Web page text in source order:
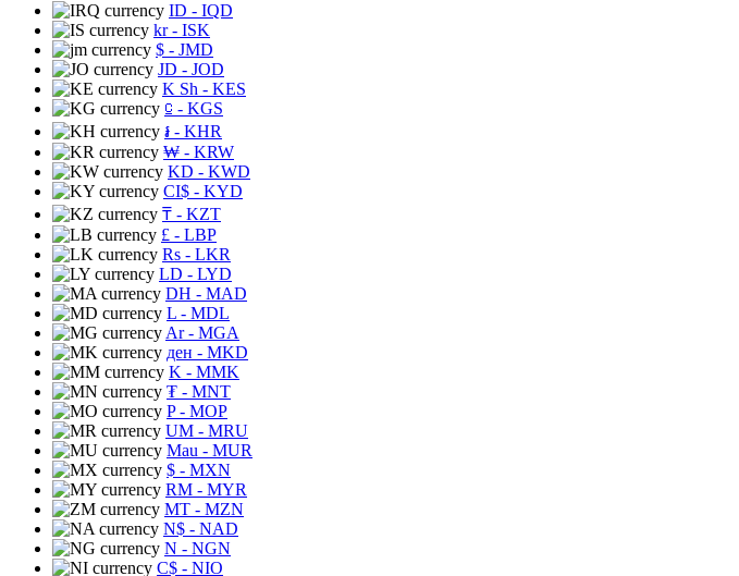
ID - IQD
kr- ISK
$ - JMD
JD - JOD
K Sh - KES
⃀ - KGS
៛ - KHR
₩ - KRW
KD - KWD
CI$ - KYD
₸ - KZT
£ - LBP
Rs - LKR
LD - LYD
DH - MAD
L - MDL
Ar- MGA
ден - MKD
K - MMK
₮ - MNT
P- MOP
UM - MRU
Mau - MUR
$ - MXN
RM - MYR
MT - MZN
N$ - NAD
N - NGN
C$ - NIO